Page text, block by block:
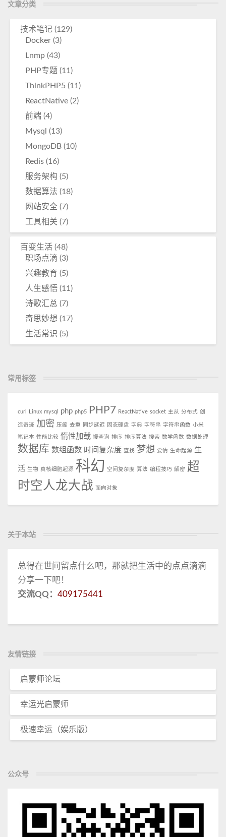
文章分类
技术笔记 (129)
Docker (3)
Lnmp (43)
PHP专题 (11)
ThinkPHP5 (11)
ReactNative (2)
前端 (4)
Mysql (13)
MongoDB (10)
Redis (16)
服务架构 (5)
数据算法 (18)
网站安全 (7)
工具相关 (7)
百变生活 (48)
职场点滴 (3)
兴趣教育 (5)
人生感悟 (11)
诗歌汇总 (7)
奇思妙想 (17)
生活常识 (5)
常用标签
curl Linux mysql php php5 PHP7 ReactNative socket 主从 分布式 创
造奇迹 加密 压缩 去重 同步延迟 固态硬盘 字典 字符串 字符串函数 小米
笔记本 性能比较 惰性加载 慢查询 排序 排序算法 搜索 数学函数 数据处理
数据库 数组函数 时间复杂度 查找 梦想 爱情 生命起源 生
活 生物 真核细胞起源 科幻 空间复杂度 算法 编程技巧 解密 超
时空人龙大战 面向对象
关于本站
总得在世间留点什么吧，那就把生活中的点点滴滴
分享一下吧！
交流QQ： 409175441
友情链接
启蒙师论坛
幸运光启蒙师
极速幸运（娱乐版）
公众号